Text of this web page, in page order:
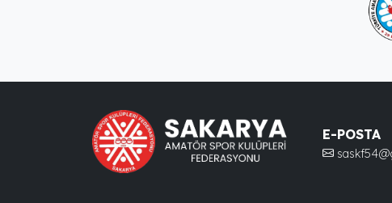
E-POSTA